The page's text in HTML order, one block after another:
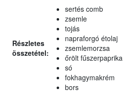
Részletes
összetétel:
sertés comb
zsemle
tojás
napraforgó étolaj
zsemlemorzsa
őrölt fűszerpaprika
só
fokhagymakrém
bors